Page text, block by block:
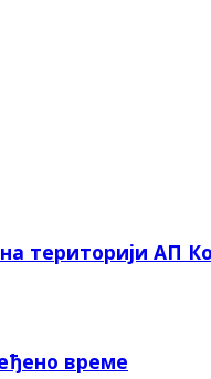
територији АП
време